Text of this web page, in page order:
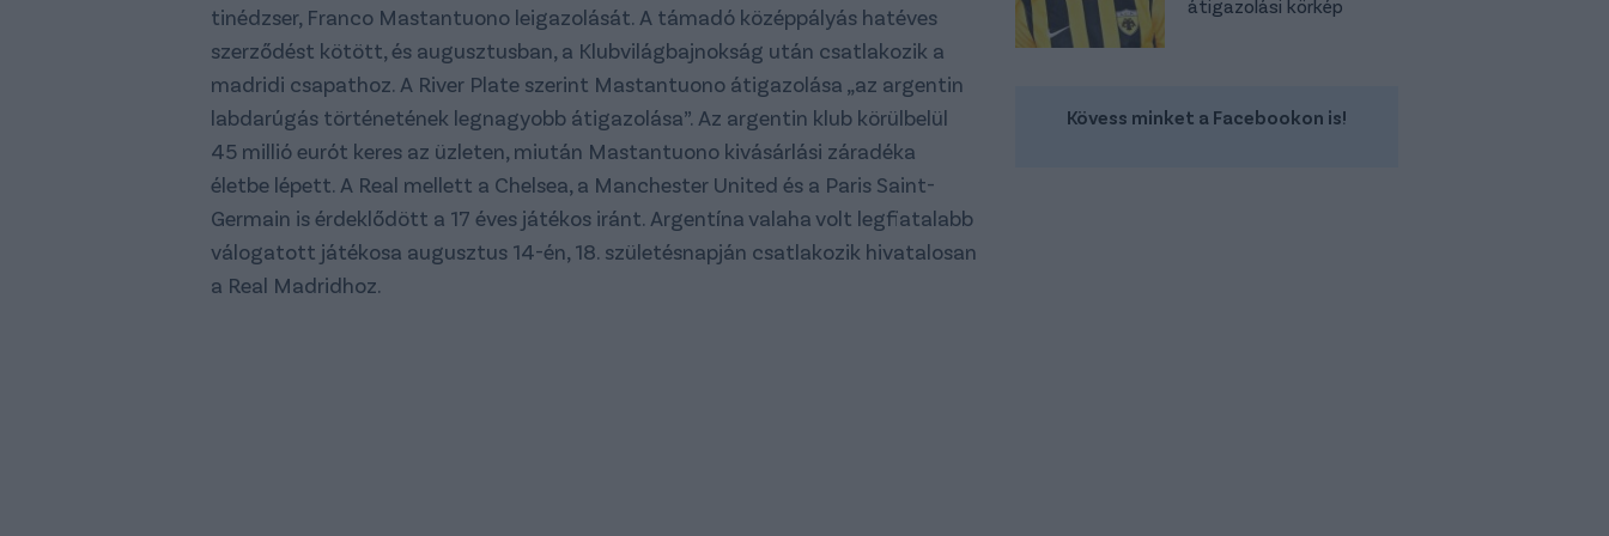
tinédzser, Franco Mastantuono leigazolását. A támadó középpályás hatéves
szerződést kötött, és augusztusban, a Klubvilágbajnokság után csatlakozik a
madridi csapathoz. A River Plate szerint Mastantuono átigazolása „az argentin
labdarúgás történetének legnagyobb átigazolása”. Az argentin klub körülbelül
45 millió eurót keres az üzleten, miután Mastantuono kivásárlási záradéka
életbe lépett. A Real mellett a Chelsea, a Manchester United és a Paris Saint-
Germain is érdeklődött a 17 éves játékos iránt. Argentína valaha volt legfiatalabb
válogatott játékosa augusztus 14-én, 18. születésnapján csatlakozik hivatalosan
a Real Madridhoz.
átigazolási körkép
Kövess minket a Facebookon is!